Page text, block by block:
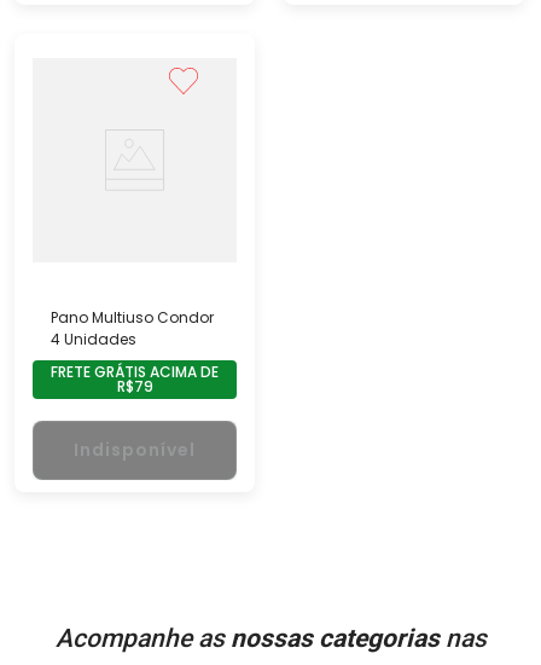
Pano Multiuso Condor
4 Unidades
FRETE GRÁTIS ACIMA DE
R$79
Indisponível
Acompanhe as nossas categoriasnas